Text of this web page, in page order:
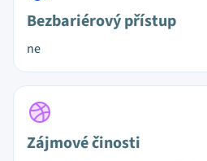
Bezbariérový přístup
ne
Zájmové činosti